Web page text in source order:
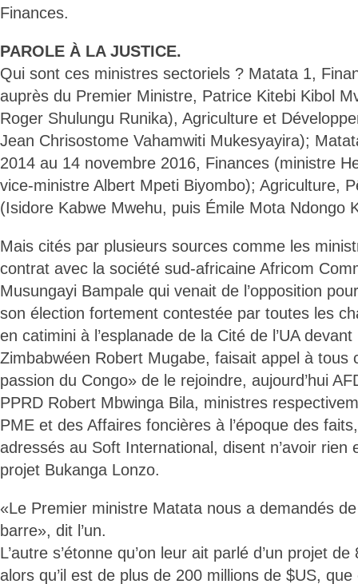
Finances.
PAROLE À LA JUSTICE.
Qui sont ces ministres sectoriels ? Matata 1,
auprès du Premier Ministre, Patrice Kitebi Kibol
Roger Shulungu Runika), Agriculture et
Jean Chrisostome Vahamwiti Mukesyayira);
2014 au 14 novembre 2016, Finances (ministre
vice-ministre Albert Mpeti Biyombo); Agriculture,
(Isidore Kabwe Mwehu, puis Émile Mota Ndongo
Mais cités par plusieurs sources comme les
contrat avec la société sud-africaine Africom
Musungayi Bampale qui venait de l’opposition
son élection fortement contestée par toutes les
en catimini à l’esplanade de la Cité de l’UA
Zimbabwéen Robert Mugabe, faisait appel à tous
passion du Congo» de le rejoindre, aujourd’hui
PPRD Robert Mbwinga Bila, ministres
PME et des Affaires foncières à l’époque des
adressés au Soft International, disent n’avoir rien
projet Bukanga Lonzo.
«Le Premier ministre Matata nous a demandés
barre», dit l’un.
L’autre s’étonne qu’on leur ait parlé d’un projet
alors qu’il est de plus de 200 millions de $US,